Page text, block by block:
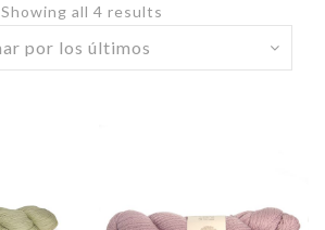
Showing all 4 results
Sorted